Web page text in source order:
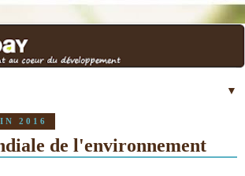
▼
2016
de l'environnement